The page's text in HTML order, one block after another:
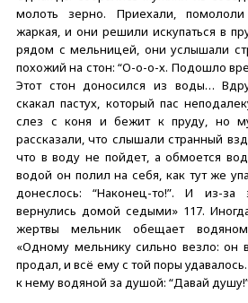
молоть зерно. Приехали,
жаркая, и они решили искупаться в
рядом с мельницей, они услышали
похожий на стон: “О-о-о-х. Подошло
Этот стон доносился из воды…
скакал пастух, который пас
слез с коня и бежит к пруду, но
рассказали, что слышали странный
что в воду не пойдет, а обмоется
водой он полил на себя, как тут же
донеслось: “Наконец-то!”. И из-
вернулись домой седыми» 117.
жертвы мельник обещает
«Одному мельнику сильно везло: он
продал, и всё ему с той поры
к нему водяной за душой: “Давай